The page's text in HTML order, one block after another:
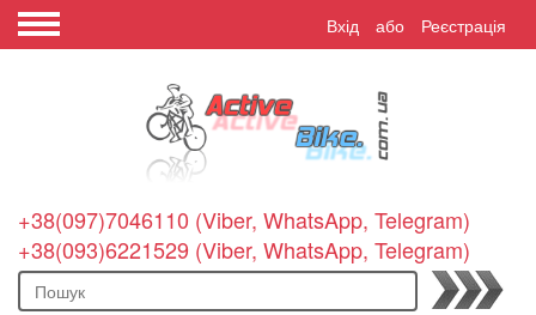
Вхід або Реєстрація
+38(097)7046110 (Viber, WhatsApp, Telegram)
+38(093)6221529 (Viber, WhatsApp, Telegram)
Пошук